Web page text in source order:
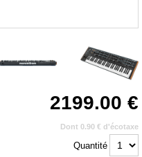
2199.00
Dont 0.90 € d'écotaxe
Quantité